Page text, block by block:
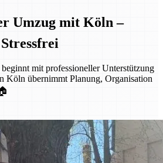
Umzug mit Köln –
mit professioneller Unterstützung
Köln übernimmt Planung, Organisation